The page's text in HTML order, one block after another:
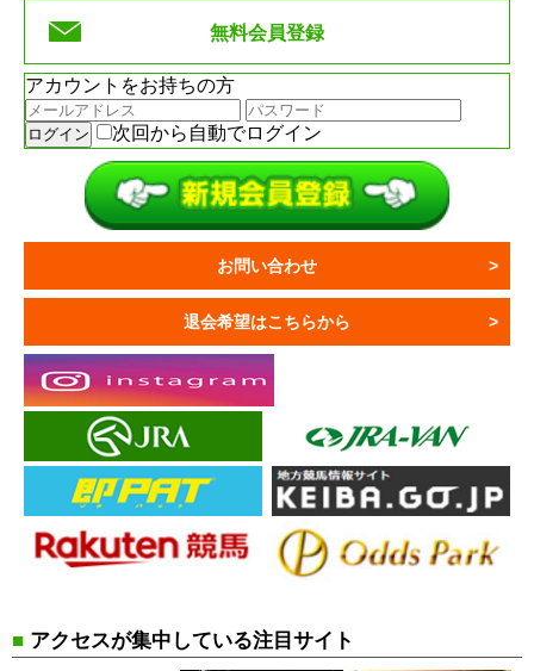
無料会員登録
アカウントをお持ちの方
次回から自動でログイン
お問い合わせ
退会希望はこちらから
■ アクセスが集中している注目サイト